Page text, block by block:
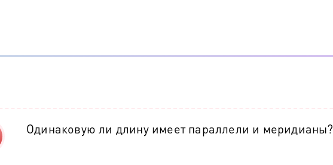
Одинаковую ли длину имеет параллели и меридианы?